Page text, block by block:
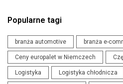
Popularne tagi
branża automotive branża e-
Ceny europalet w Niemczech
Logistyka Logistyka chłodnicza